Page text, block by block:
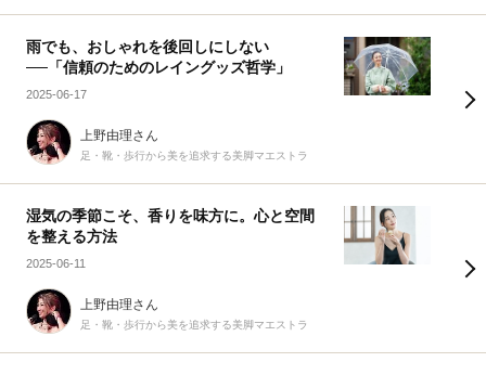
雨でも、おしゃれを後回しにしない
──「信頼のためのレイングッズ哲学」
2025-06-17
上野由理さん
足・靴・歩行から美を追求する美脚マエストラ
湿気の季節こそ、香りを味方に。心と空間
を整える方法
2025-06-11
上野由理さん
足・靴・歩行から美を追求する美脚マエストラ